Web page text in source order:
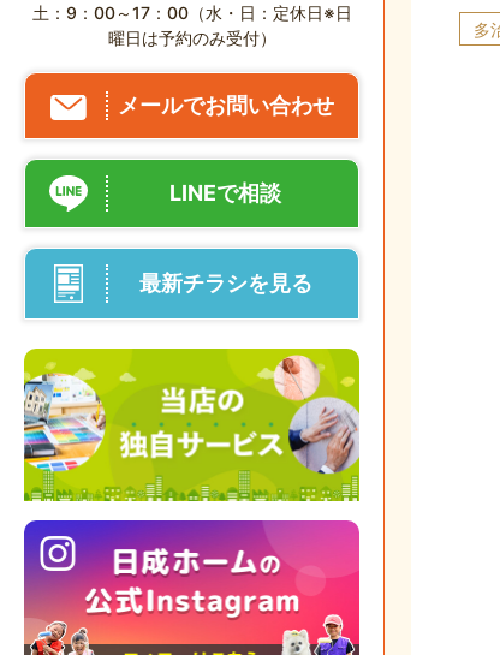
土：9：00～17：00（水・日：定休日※日
曜日は予約のみ受付）
メールでお問い合わせ
LINEで相談
最新チラシを見る
多